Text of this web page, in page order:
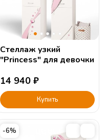
Стеллаж узкий
"Princess" для девочки
14 940 ₽
Купить
-6%